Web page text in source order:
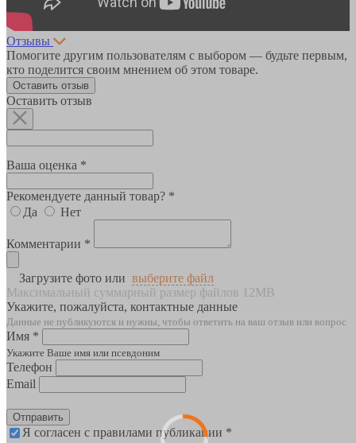
Отзывы
Помогите другим пользователям с выбором — будьте первым,
кто поделится своим мнением об этом товаре.
Оставить отзыв
Оставить отзыв
Ваша оценка *
Рекомендуете данный товар? *
Да
Нет
Комментарии *
Загрузите фото или выберите файл
Максимальный суммарный размер файлов 12MB
Укажите, пожалуйста, контактные данные
Данные не публикуются и нужны, чтобы ответить на ваш отзыв или вопрос
Имя *
Укажите Ваше имя или псевдоним
Телефон
Email
Отправить
Я согласен с правилами публикации *